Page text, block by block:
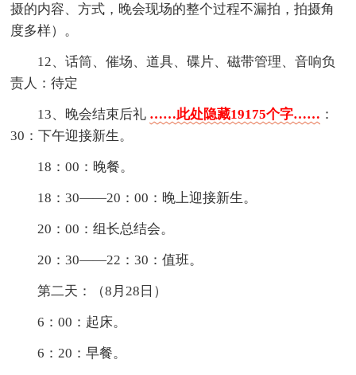
摄的内容、方式，晚会现场的整个过程不漏拍，拍摄角
度多样）。
12、话筒、催场、道具、碟片、磁带管理、音响负
责人：待定
13、晚会结束后礼 ……此处隐藏19175个字…… ：
30：下午迎接新生。
18：00：晚餐。
18：30——20：00：晚上迎接新生。
20：00：组长总结会。
20：30——22：30：值班。
第二天：（8月28日）
6：00：起床。
6：20：早餐。